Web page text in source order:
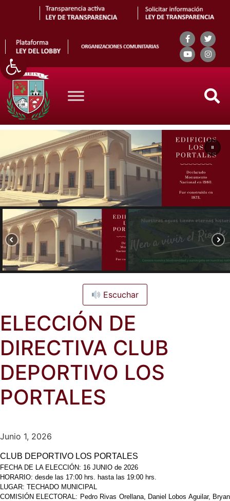
Abrir barra de herramientas
Search
Escuchar
ELECCIÓN DE
DIRECTIVA CLUB
DEPORTIVO LOS
PORTALES
Junio 1, 2026
CLUB DEPORTIVO LOS PORTALES
FECHA DE LA ELECCIÓN: 16 JUNIO de 2026
HORARIO: desde las 17:00 hrs. hasta las 19:00 hrs.
LUGAR: TECHADO MUNICIPAL
COMISIÓN ELECTORAL: Pedro Rivas Orellana, Daniel Lobos Aguilar, Bryan